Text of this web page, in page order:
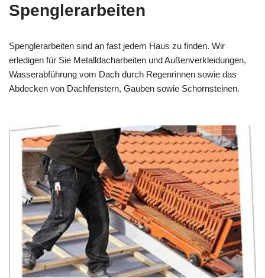
Spenglerarbeiten
Spenglerarbeiten sind an fast jedem Haus zu finden. Wir
erledigen für Sie Metalldacharbeiten und Außenverkleidungen,
Wasserabführung vom Dach durch Regenrinnen sowie das
Abdecken von Dachfenstern, Gauben sowie Schornsteinen.